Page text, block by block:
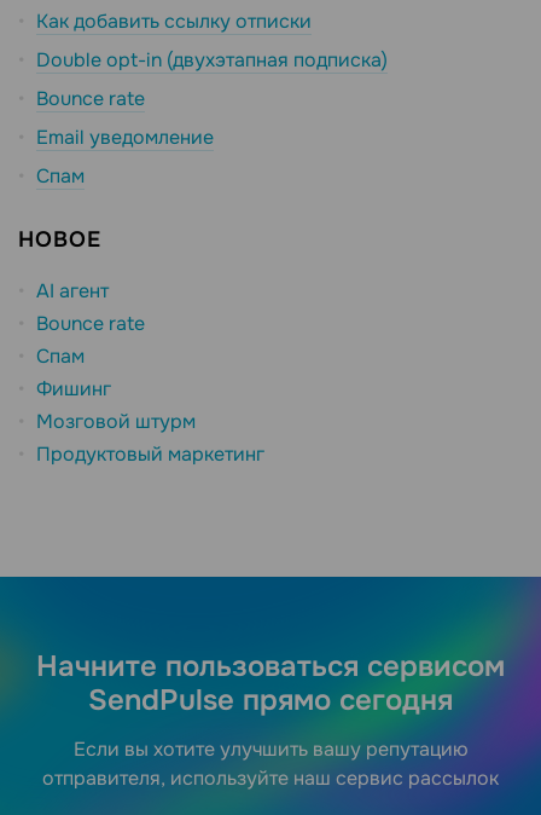
Как добавить ссылку отписки
Double opt-in (двухэтапная подписка)
Bounce rate
Email уведомление
Спам
НОВОЕ
AI агент
Bounce rate
Спам
Фишинг
Мозговой штурм
Продуктовый маркетинг
Начните пользоваться сервисом
SendPulse прямо сегодня
Если вы хотите улучшить вашу репутацию
отправителя, используйте наш сервис рассылок